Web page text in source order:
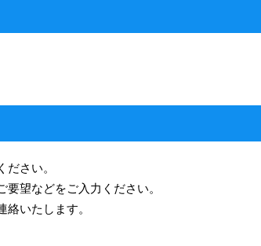
さい。
望などをご入力ください。
いたします。